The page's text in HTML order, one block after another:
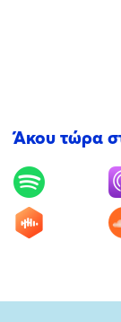
Άκου τώρα